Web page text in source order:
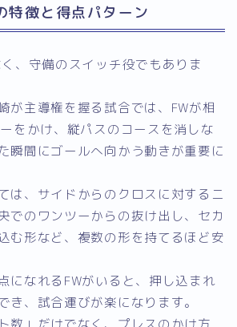
特徴と得点パターン
、守備のスイッチ役でもありま
が主導権を握る試合では、FWが相
をかけ、縦パスのコースを消しな
瞬間にゴールへ向かう動きが重要に
は、サイドからのクロスに対するニ
でのワンツーからの抜け出し、セカ
む形など、複数の形を持てるほど安
になれるFWがいると、押し込まれ
き、試合運びが楽になります。